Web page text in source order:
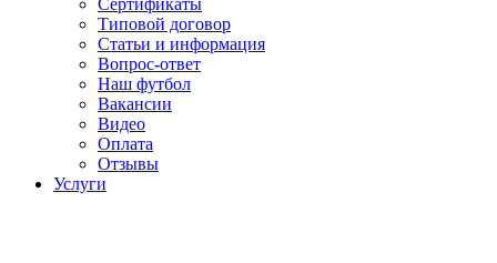
Сертификаты
Типовой договор
Статьи и информация
Вопрос-ответ
Наш футбол
Вакансии
Видео
Оплата
Отзывы
Услуги